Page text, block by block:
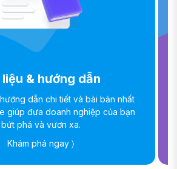
liệu & hướng dẫn
dẫn chi tiết và bài bản nhất
giúp đưa doanh nghiệp của bạn
bứt phá và vươn xa.
Khám phá ngay 〉